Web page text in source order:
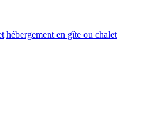
hébergement en gîte ou chalet